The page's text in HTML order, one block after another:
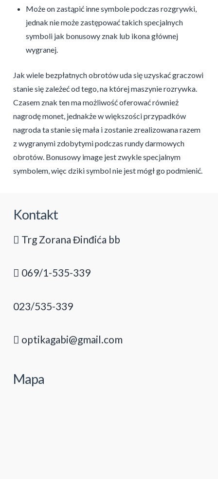
Może on zastąpić inne symbole podczas rozgrywki,
jednak nie może zastępować takich specjalnych
symboli jak bonusowy znak lub ikona głównej
wygranej.
Jak wiele bezpłatnych obrotów uda się uzyskać graczowi
stanie się zależeć od tego, na której maszynie rozrywka.
Czasem znak ten ma możliwość oferować również
nagrodę monet, jednakże w większości przypadków
nagroda ta stanie się mała i zostanie zrealizowana razem
z wygranymi zdobytymi podczas rundy darmowych
obrotów. Bonusowy image jest zwykle specjalnym
symbolem, więc dziki symbol nie jest mógł go podmienić.
Kontakt
Trg Zorana Đinđića bb
069/1-535-339
023/535-339
optikagabi@gmail.com
Mapa